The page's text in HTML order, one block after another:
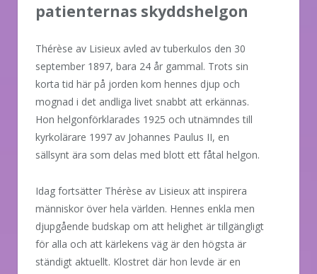
patienternas skyddshelgon
Thérèse av Lisieux avled av tuberkulos den 30
september 1897, bara 24 år gammal. Trots sin
korta tid här på jorden kom hennes djup och
mognad i det andliga livet snabbt att erkännas.
Hon helgonförklarades 1925 och utnämndes till
kyrkolärare 1997 av Johannes Paulus II, en
sällsynt ära som delas med blott ett fåtal helgon.
Idag fortsätter Thérèse av Lisieux att inspirera
människor över hela världen. Hennes enkla men
djupgående budskap om att helighet är tillgängligt
för alla och att kärlekens väg är den högsta är
ständigt aktuellt. Klostret där hon levde är en